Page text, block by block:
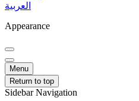
العربية
Appearance
Menu
Return to top
Sidebar Navigation